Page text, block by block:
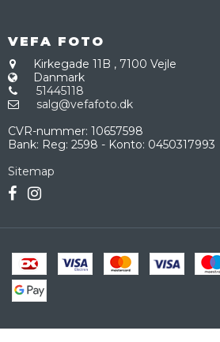
VEFA FOTO
Kirkegade 11B , 7100 Vejle
Danmark
51445118
salg@vefafoto.dk
CVR-nummer: 10657598
Bank: Reg: 2598 - Konto: 0450317993
Sitemap